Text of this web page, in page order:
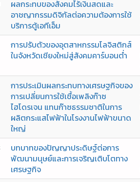
ผลกระทบของสังคมไร้เงินสดและ
อาชญากรรมดิจิทัลต่อความต้องการใช้
บริการตู้เอทีเอ็ม
การปรับตัวของอุตสาหกรรมโลจิสติกส์
ในจังหวัดเชียงใหม่สู่สังคมคาร์บอนต่ำ
การประเมินผลกระทบทางเศรษฐกิจของ
การเปลี่ยนการใช้เชื้อเพลิงก๊าซ
ไฮโดรเจน แทนก๊าซธรรมชาติในการ
ผลิตกระแสไฟฟ้าในโรงงานไฟฟ้าขนาด
ใหญ่
บทบาทของปัญญาประดิษฐ์ต่อการ
พัฒนามนุษย์และการเจริญเติบโตทาง
เศรษฐกิจ